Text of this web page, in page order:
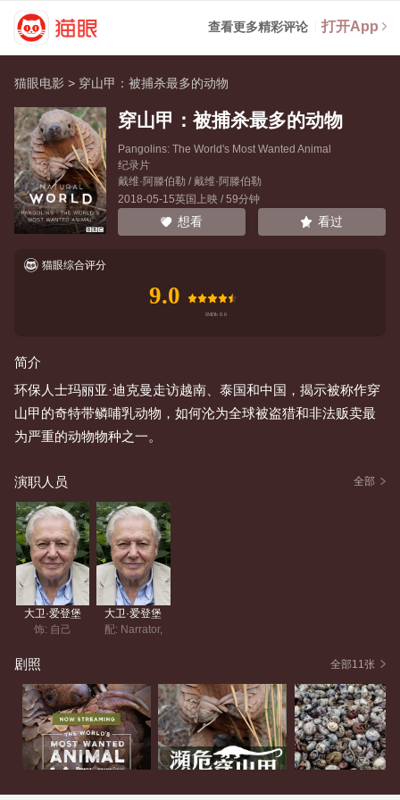
查看更多精彩评论 打开App
猫眼电影 > 穿山甲：被捕杀最多的动物
穿山甲：被捕杀最多的动物
Pangolins: The World's Most Wanted Animal
纪录片
戴维·阿滕伯勒 /戴维·阿滕伯勒
2018-05-15英国上映 / 59分钟
想看 看过
猫眼综合评分
9.0
简介
环保人士玛丽亚·迪克曼走访越南、泰国和中国，揭示被称作穿
山甲的奇特带鳞哺乳动物，如何沦为全球被盗猎和非法贩卖最
为严重的动物物种之一。
演职人员 全部
大卫·爱登堡
饰: 自己
大卫·爱登堡
配: Narrator,
剧照 全部11张